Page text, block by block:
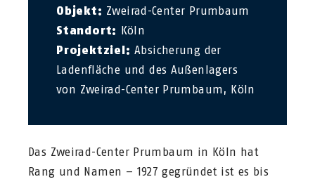
Objekt: Zweirad-Center Prumbaum
Standort: Köln
Projektziel: Absicherung der
Ladenfläche und des Außenlagers
von Zweirad-Center Prumbaum, Köln
Das Zweirad-Center Prumbaum in Köln hat
Rang und Namen – 1927 gegründet ist es bis